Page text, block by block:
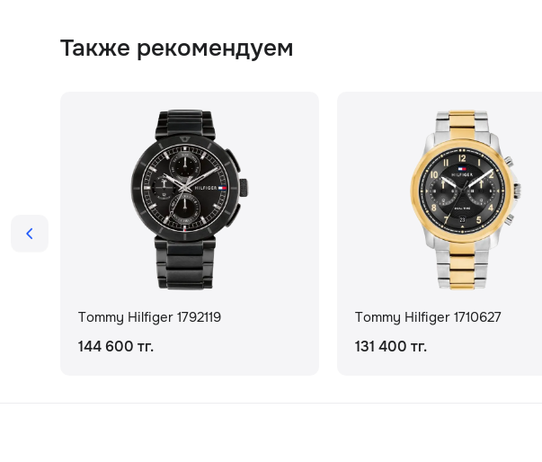
Также рекомендуем
Tommy Hilfiger 1792119
144 600 тг.
Tommy Hilfiger 1710627
131 400 тг.